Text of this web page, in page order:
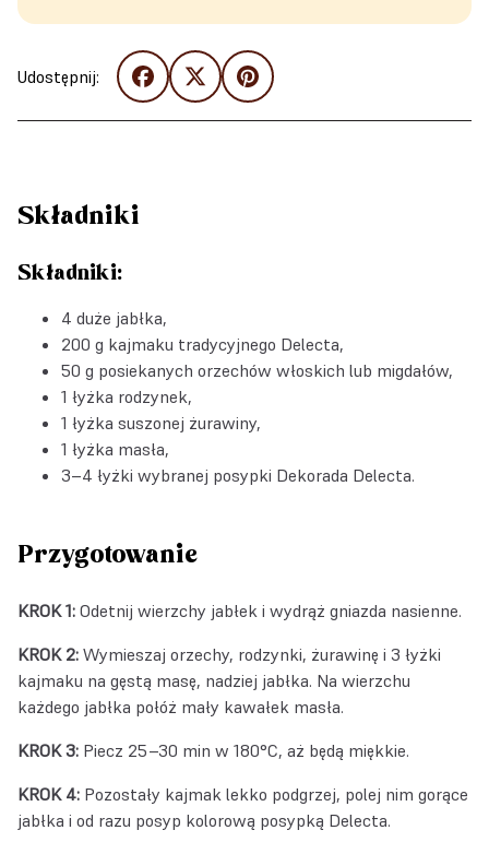
Udostępnij:
Składniki
Składniki:
4 duże jabłka,
200 g kajmaku tradycyjnego Delecta,
50 g posiekanych orzechów włoskich lub migdałów,
1 łyżka rodzynek,
1 łyżka suszonej żurawiny,
1 łyżka masła,
3–4 łyżki wybranej posypki Dekorada Delecta.
Przygotowanie
KROK 1: Odetnij wierzchy jabłek i wydrąż gniazda nasienne.
KROK 2: Wymieszaj orzechy, rodzynki, żurawinę i 3 łyżki
kajmaku na gęstą masę, nadziej jabłka. Na wierzchu
każdego jabłka połóż mały kawałek masła.
KROK 3: Piecz 25–30 min w 180°C, aż będą miękkie.
KROK 4: Pozostały kajmak lekko podgrzej, polej nim gorące
jabłka i od razu posyp kolorową posypką Delecta.